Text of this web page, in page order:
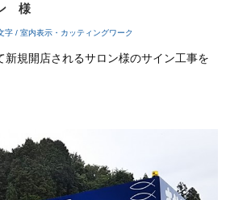
様
字 / 室内表示・カッティングワーク
規開店されるサロン様のサイン工事を